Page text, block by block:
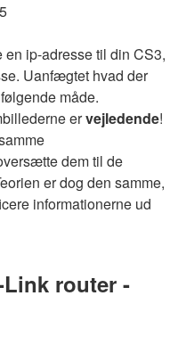
en ip-adresse til din CS3,
Uanfægtet hvad der
måde.
ervejledende!
dem til de
er dog den samme,
informationerne ud
Link router -